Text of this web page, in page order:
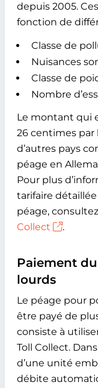
depuis 2005.
fonction de
Classe de
Nuisances
Classe de
Nombre
Le montant qui
26 centimes par
d’autres pays
péage en
Pour plus
tarifaire
péage,
Collect
.
Paiement
lourds
Le péage pour
être payé de
consiste à
Toll Collect.
d’une unité
débite